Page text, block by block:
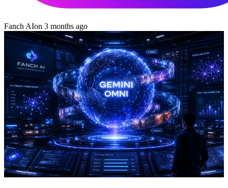
Fanch AIon 3 months ago